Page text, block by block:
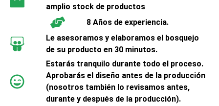
amplio stock de productos
8 Años de experiencia.
Le asesoramos y elaboramos el bosquejo
de su producto en 30 minutos.
Estarás tranquilo durante todo el proceso.
Aprobarás el diseño antes de la producción
(nosotros también lo revisamos antes,
durante y después de la producción).